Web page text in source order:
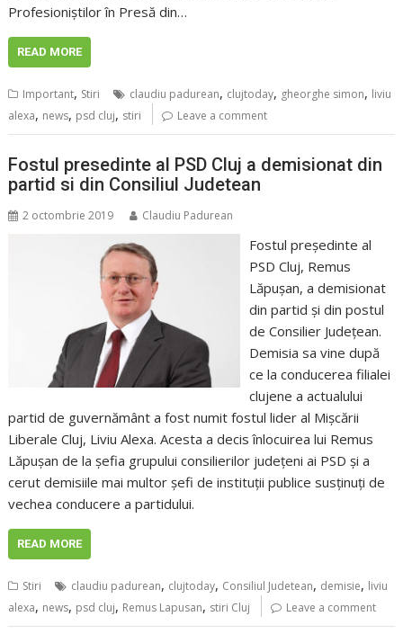
Profesioniștilor în Presă din…
READ MORE
Important, Stiri claudiu padurean, clujtoday, gheorghe simon, liviu
alexa, news, psd cluj, stiri Leave a comment
Fostul presedinte al PSD Cluj a demisionat din
partid si din Consiliul Judetean
2 octombrie 2019 Claudiu Padurean
Fostul preşedinte al
PSD Cluj, Remus
Lăpuşan, a demisionat
din partid şi din postul
de Consilier Judeţean.
Demisia sa vine după
ce la conducerea filialei
clujene a actualului
partid de guvernământ a fost numit fostul lider al Mişcării
Liberale Cluj, Liviu Alexa. Acesta a decis înlocuirea lui Remus
Lăpuşan de la şefia grupului consilierilor judeţeni ai PSD şi a
cerut demisiile mai multor şefi de instituţii publice susţinuţi de
vechea conducere a partidului.
READ MORE
Stiri claudiu padurean, clujtoday, Consiliul Judetean, demisie, liviu
alexa, news, psd cluj, Remus Lapusan, stiri Cluj Leave a comment